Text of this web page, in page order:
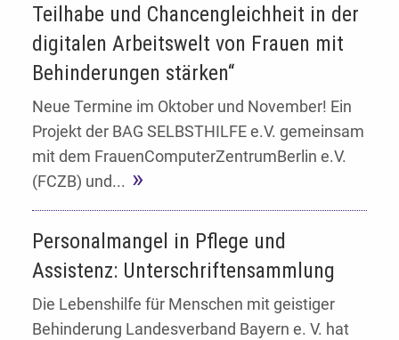
Teilhabe und Chancengleichheit in der
digitalen Arbeitswelt von Frauen mit
Behinderungen stärken“
Neue Termine im Oktober und November! Ein
Projekt der BAG SELBSTHILFE e.V. gemeinsam
mit dem FrauenComputerZentrumBerlin e.V.
(FCZB) und...
Personalmangel in Pflege und
Assistenz: Unterschriftensammlung
Die Lebenshilfe für Menschen mit geistiger
Behinderung Landesverband Bayern e. V. hat